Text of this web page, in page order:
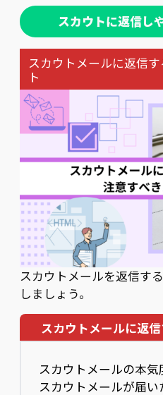
スカウトに返信し
スカウトメールに返信
ト
スカウトメールを返信す
しましょう。
スカウトメールに返
スカウトメールの本気
スカウトメールが届